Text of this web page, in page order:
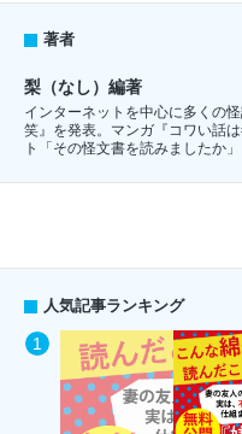
著者
梨（なし）編著
インターネットを中心に多くの
笑』を発表。マンガ『コワい話
ト「その怪文書を読みましたか
人気記事ランキング